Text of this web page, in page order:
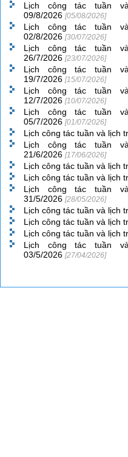
Lịch công tác tuần
09/8/2026 [05/08/2026]
Lịch công tác tuần
02/8/2026 [30/07/2026]
Lịch công tác tuần
26/7/2026 [23/07/2026]
Lịch công tác tuần
19/7/2026 [15/07/2026]
Lịch công tác tuần
12/7/2026 [10/07/2026]
Lịch công tác tuần
05/7/2026 [01/07/2026]
Lịch công tác tuần và lịch
Lịch công tác tuần
21/6/2026 [17/06/2026]
Lịch công tác tuần và lịch
Lịch công tác tuần và lịch
Lịch công tác tuần
31/5/2026 [28/05/2026]
Lịch công tác tuần và lịch
Lịch công tác tuần và lịch
Lịch công tác tuần và lịch
Lịch công tác tuần
03/5/2026 [27/04/2026]